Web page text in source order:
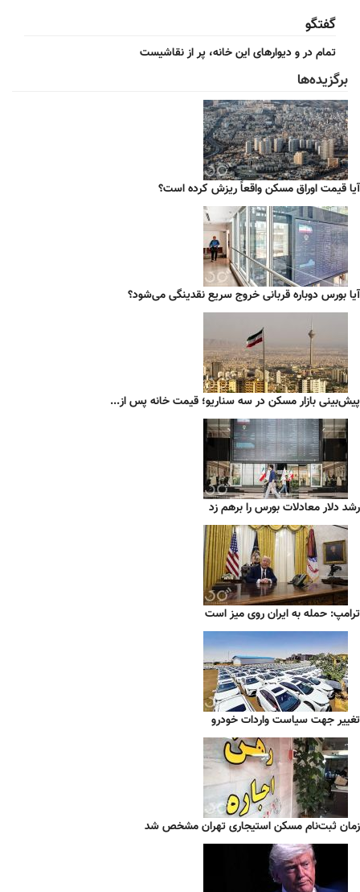
گفتگو
تمام در و دیوارهای این خانه، پر از نقاشیست
برگزیده‌ها
آیا قیمت اوراق مسکن واقعاً ریزش کرده است؟
آیا بورس دوباره قربانی خروج سریع نقدینگی می‌شود؟
پیش‌بینی بازار مسکن در سه سناریو؛ قیمت خانه پس از...
رشد دلار معادلات بورس را برهم زد
ترامپ: حمله به ایران روی میز است
تغییر جهت سیاست واردات خودرو
زمان ثبت‌نام مسکن استیجاری تهران مشخص شد